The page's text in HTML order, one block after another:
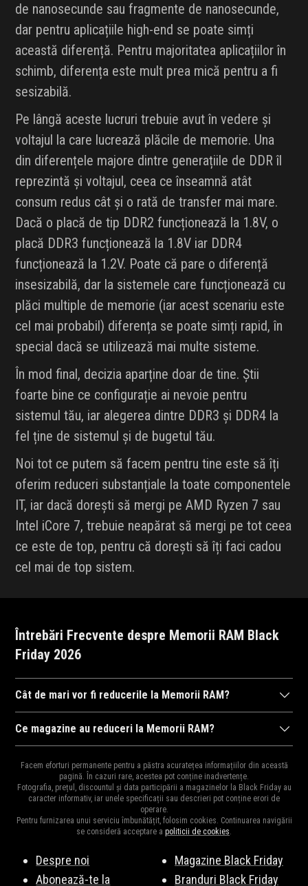
de nanosecunde sau fragmente de nanosecunde,
dar pentru aplicațiile high-end se poate simți
această diferență. Pentru majoritatea aplicațiilor în
schimb, diferența este mult prea mică pentru a fi
sesizabilă.
Pe lângă aceste lucruri trebuie avut în vedere și
voltajul la care lucrează plăcile de memorie. Una
din diferențele majore dintre generațiile de DDR îl
reprezintă și voltajul, ceea ce înseamnă atât
consum redus cât și o rată de transfer mai mare.
Dacă o placă de tip DDR2 funcționează la 1.8V, o
placă DDR3 funcționează la 1.8V iar DDR4
funcționează la 1.2V. Poate că pare o diferență
insesizabilă, dar la sistemele care funcționează cu
plăci multiple de memorie (iar acest scenariu este
cel mai probabil) diferența se poate simți rapid, în
special dacă se utilizează mai multe sisteme.
În mod final, decizia aparține doar de tine. Știi
foarte bine ce configurație ai nevoie pentru
sistemul tău, iar alegerea dintre DDR3 și DDR4 la
fel ține de sistemul și de bugetul tău.
Noi tot ce putem să facem pentru tine este să îți
oferim reduceri substanțiale la toate componentele
IT, iar dacă dorești să mergi pe AMD Ryzen 7 sau
Intel iCore 7, trebuie neapărat să mergi pe tot ceea
ce este de top, pentru că dorești să îți faci cadou
cel mai de top sistem.
Întrebări Frecvente despre Memorii RAM Black
Friday 2026
Cât de mari vor fi reducerile la Memorii RAM?
După cum ne-am obișnuit în anii trecuți, magazinele
pot ajunge și la 95% și cu siguranță vor fi cele mai mari reduceri
din an și e perioada ideală pentru a cumpăra cadourile de
Craciun,Moș Nicolae sau zile de nașterepentru cei dragi.
Ce magazine au reduceri la Memorii RAM?
pentru destocaj, de aceea și oferta bogată în reduceri.
Principalele magazine cu reduceri la Memorii RAM sunt:
,Vexio
pcMadd, și multe altele. Vezi lista completă
Facem eforturi permanente pentru a păstra acuratețea informațiilor din această
pagină. În cazuri rare, acestea pot conține inadvertențe.
Fotografia, prețul, discountul și data participării a magazinelor la Black Friday au
caracter informativ, iar unele specificații sau descrieri pot conține erori de
operare.
Pentru furnizarea unui serviciu îmbunătățit, folosim cookies. Continuarea navigării
se consideră acceptare a politicii de cookies.
Despre noi
Abonează-te la
Magazine Black Friday
Branduri Black Friday